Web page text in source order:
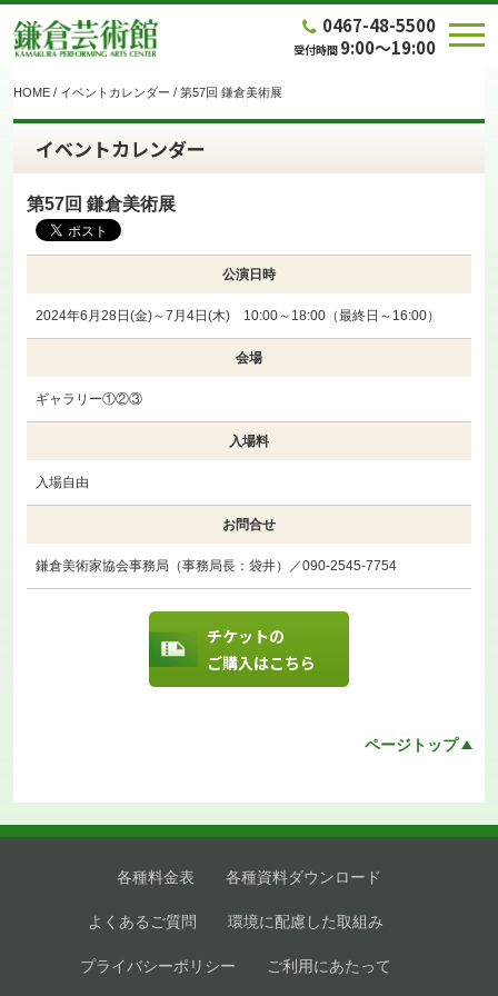
0467-48-5500
受付時間 9:00～19:00
HOME / イベントカレンダー / 第57回 鎌倉美術展
チケットの
ご購入はこちら
イベントカレンダー
第57回 鎌倉美術展
公演日時
2024年6月28日(金)～7月4日(木) 10:00～18:00（最終日～16:00）
会場
ギャラリー①②③
入場料
入場自由
お問合せ
鎌倉美術家協会事務局（事務局長：袋井）／090-2545-7754
ページトップ
各種料金表 各種資料ダウンロード
よくあるご質問 環境に配慮した取組み
プライバシーポリシー ご利用にあたって